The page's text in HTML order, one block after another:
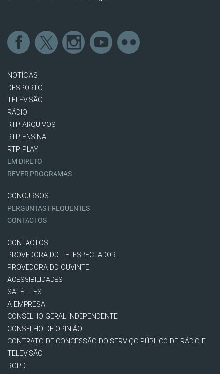
NOTÍCIAS
DESPORTO
TELEVISÃO
RÁDIO
RTP ARQUIVOS
RTP ENSINA
RTP PLAY
EM DIRETO
REVER PROGRAMAS
CONCURSOS
PERGUNTAS FREQUENTES
CONTACTOS
CONTACTOS
PROVEDORA DO TELESPECTADOR
PROVEDORA DO OUVINTE
ACESSIBILIDADES
SATÉLITES
A EMPRESA
CONSELHO GERAL INDEPENDENTE
CONSELHO DE OPINIÃO
CONTRATO DE CONCESSÃO DO SERVIÇO PÚBLICO DE RÁDIO E
TELEVISÃO
RGPD